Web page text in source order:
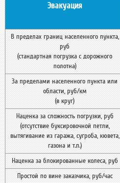
Эвакуация
В пределах границ населенного пункта,
руб
(стандартная погрузка с дорожного
полотна)
За пределами населенного пункта или
области, руб/км
(в круг)
Наценка за сложность погрузки, руб
(отсутствие буксировочной петли,
вытягивание из гаража, сугроба, кювета,
газона и т.п.)
Наценка за блокированные колеса, руб
Простой по вине заказчика, руб/час